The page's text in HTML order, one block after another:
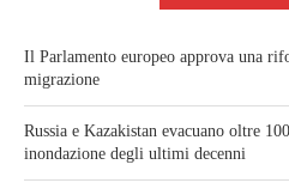
Il Parlamento europeo approva una
migrazione
Russia e Kazakistan evacuano oltre
inondazione degli ultimi decenni